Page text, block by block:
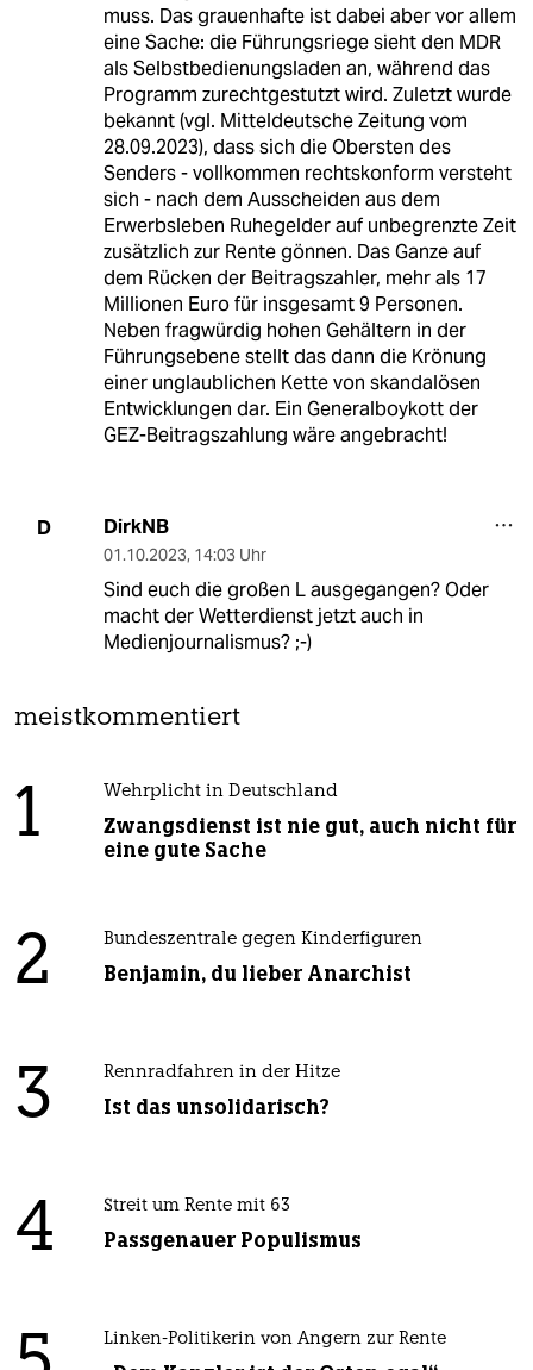
muss. Das grauenhafte ist dabei aber vor allem
eine Sache: die Führungsriege sieht den MDR
als Selbstbedienungsladen an, während das
Programm zurechtgestutzt wird. Zuletzt wurde
bekannt (vgl. Mitteldeutsche Zeitung vom
28.09.2023), dass sich die Obersten des
Senders - vollkommen rechtskonform versteht
sich - nach dem Ausscheiden aus dem
Erwerbsleben Ruhegelder auf unbegrenzte Zeit
zusätzlich zur Rente gönnen. Das Ganze auf
dem Rücken der Beitragszahler, mehr als 17
Millionen Euro für insgesamt 9 Personen.
Neben fragwürdig hohen Gehältern in der
Führungsebene stellt das dann die Krönung
einer unglaublichen Kette von skandalösen
Entwicklungen dar. Ein Generalboykott der
GEZ-Beitragszahlung wäre angebracht!
D DirkNB
01.10.2023, 14:03 Uhr
Sind euch die großen L ausgegangen? Oder
macht der Wetterdienst jetzt auch in
Medienjournalismus? ;-)
meistkommentiert
1 Wehrplicht in Deutschland
Zwangsdienst ist nie gut, auch nicht für
eine gute Sache
2 Bundeszentrale gegen Kinderfiguren
Benjamin, du lieber Anarchist
3 Rennradfahren in der Hitze
Ist das unsolidarisch?
4 Streit um Rente mit 63
Passgenauer Populismus
Linken-Politikerin von Angern zur Rente